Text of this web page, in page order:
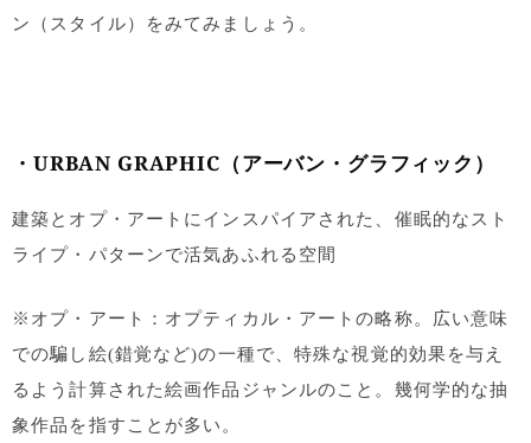
ン（スタイル）をみてみましょう。
・URBAN GRAPHIC（アーバン・グラフィック）
建築とオプ・アートにインスパイアされた、催眠的なスト
ライプ・パターンで活気あふれる空間
※オプ・アート：オプティカル・アートの略称。広い意味
での騙し絵(錯覚など)の一種で、特殊な視覚的効果を与え
るよう計算された絵画作品ジャンルのこと。幾何学的な抽
象作品を指すことが多い。